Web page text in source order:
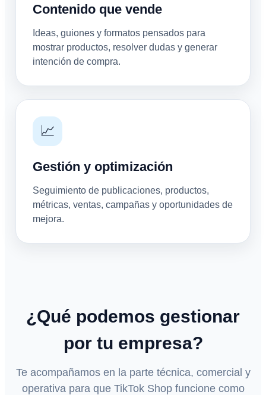
Contenido que vende
Ideas, guiones y formatos pensados para
mostrar productos, resolver dudas y generar
intención de compra.
📈
Gestión y optimización
Seguimiento de publicaciones, productos,
métricas, ventas, campañas y oportunidades de
mejora.
¿Qué podemos gestionar
por tu empresa?
Te acompañamos en la parte técnica, comercial y
operativa para que TikTok Shop funcione como